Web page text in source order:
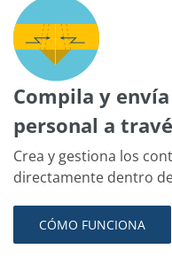
Compila y
personal a
Crea y gestiona los
directamente dentro
CÓMO FUNCIONA